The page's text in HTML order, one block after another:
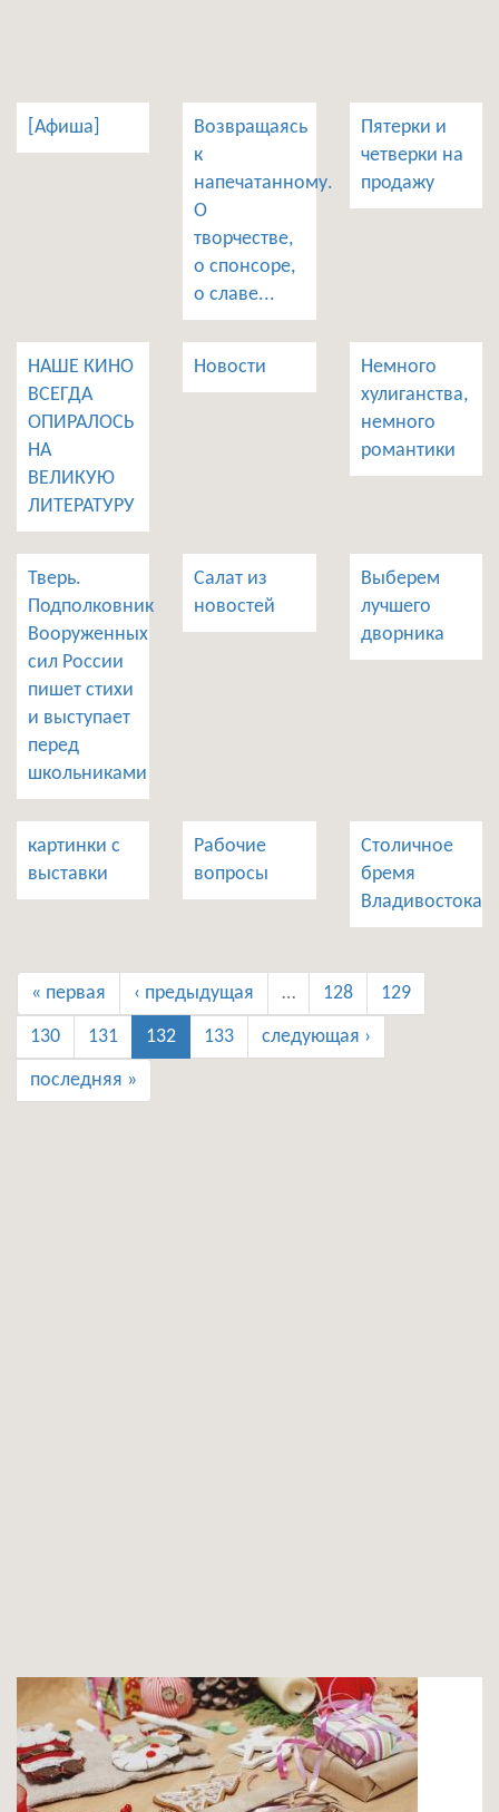
[Афиша]
Возвращаясь
к
напечатанному.
О
творчестве,
о спонсоре,
о славе...
Пятерки и
четверки на
продажу
НАШЕ КИНО
ВСЕГДА
ОПИРАЛОСЬ
НА
ВЕЛИКУЮ
ЛИТЕРАТУРУ
Новости
Немного
хулиганства,
немного
романтики
Тверь.
Подполковник
Вооруженных
сил России
пишет стихи
и выступает
перед
школьниками
Салат из
новостей
Выберем
лучшего
дворника
картинки с
выставки
Рабочие
вопросы
Столичное
бремя
Владивостока
« первая ‹ предыдущая … 128 129
130 131 132 133 следующая ›
последняя »